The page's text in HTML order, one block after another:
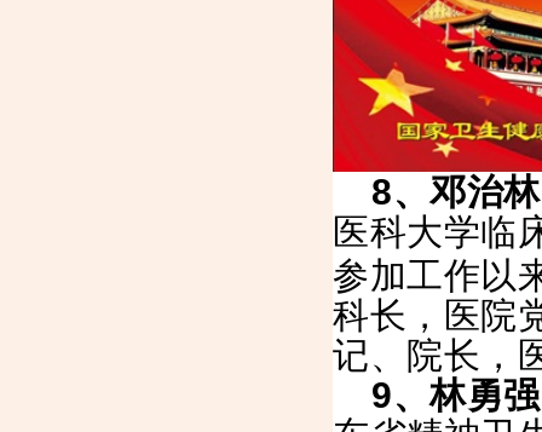
8、邓治
医科大学临
参加工作以
科长，医院
记、院长，
9、林勇